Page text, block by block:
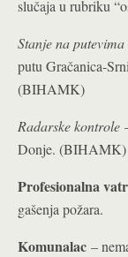
slučaja u rubriku
Stanje na putevima
putu Gračanica-
(BIHAMK)
Radarske kontrole
Donje. (BIHAMK)
Profesionalna
gašenja požara.
Komunalac –